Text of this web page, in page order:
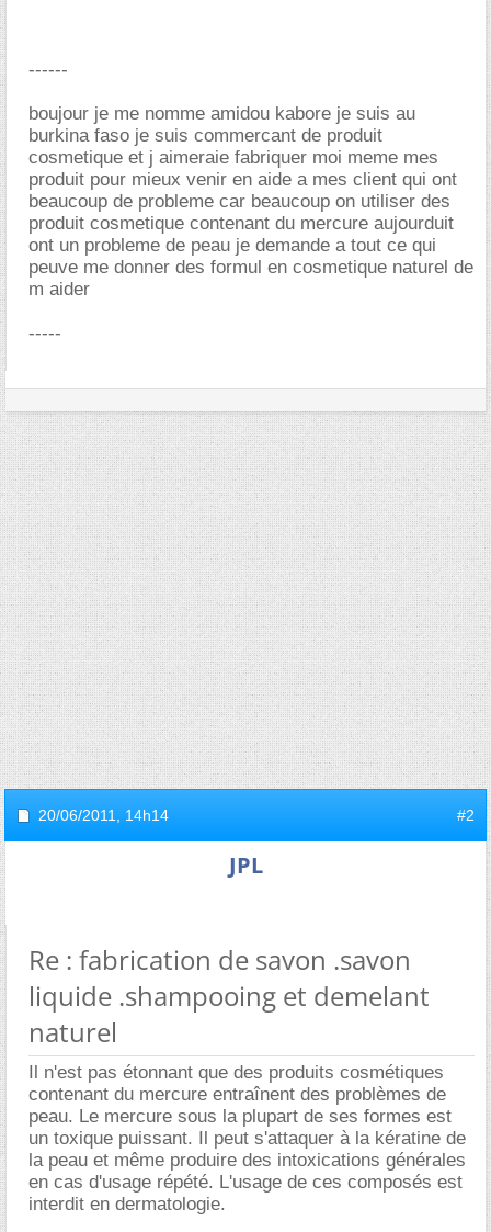
------
boujour je me nomme amidou kabore je suis au
burkina faso je suis commercant de produit
cosmetique et j aimeraie fabriquer moi meme mes
produit pour mieux venir en aide a mes client qui ont
beaucoup de probleme car beaucoup on utiliser des
produit cosmetique contenant du mercure aujourduit
ont un probleme de peau je demande a tout ce qui
peuve me donner des formul en cosmetique naturel de
m aider
-----
20/06/2011, 14h14 #2
JPL
Re : fabrication de savon .savon
liquide .shampooing et demelant
naturel
Il n'est pas étonnant que des produits cosmétiques
contenant du mercure entraînent des problèmes de
peau. Le mercure sous la plupart de ses formes est
un toxique puissant. Il peut s'attaquer à la kératine de
la peau et même produire des intoxications générales
en cas d'usage répété. L'usage de ces composés est
interdit en dermatologie.